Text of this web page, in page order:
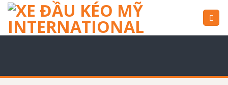
Skip
content